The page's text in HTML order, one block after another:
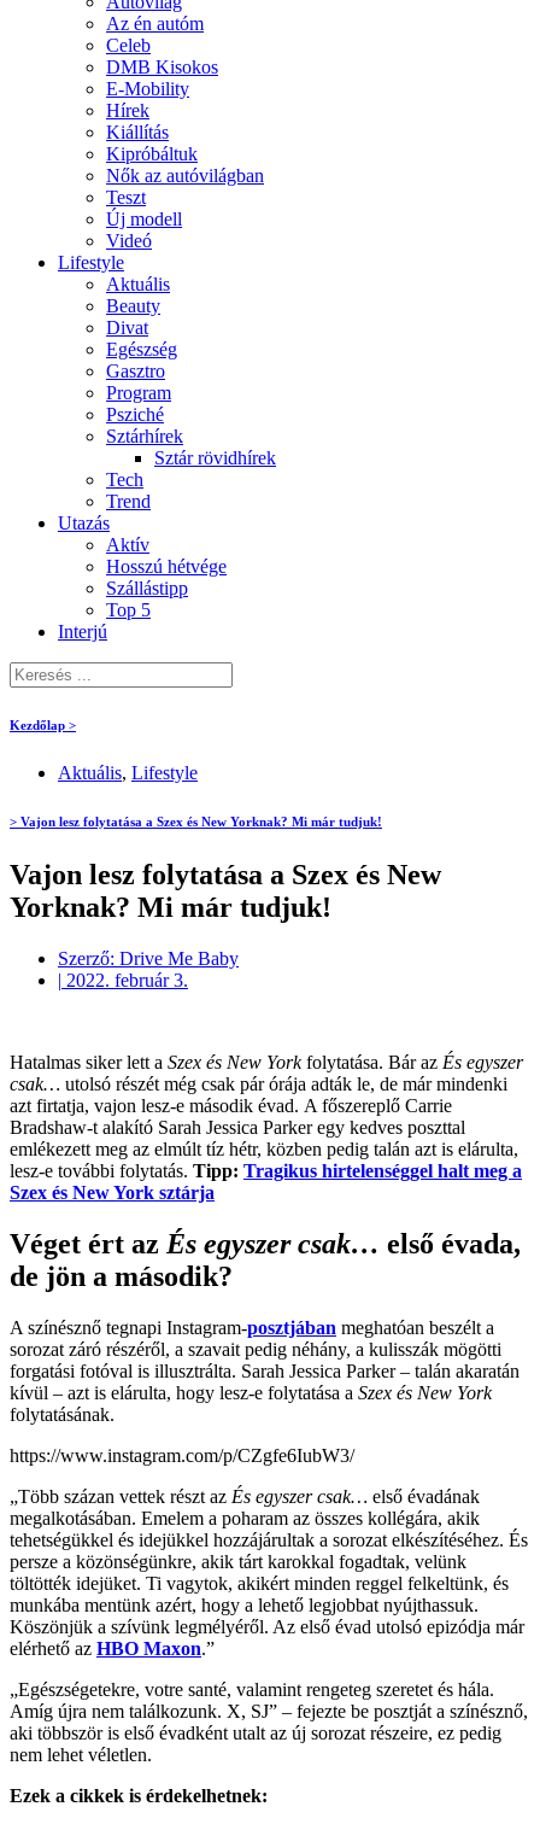
Az én autóm
Celeb
DMB Kisokos
E-Mobility
Hírek
Kiállítás
Kipróbáltuk
Nők az autóvilágban
Teszt
Új modell
Videó
Lifestyle
Aktuális
Beauty
Divat
Egészség
Gasztro
Program
Psziché
Sztárhírek
Sztár rövidhírek
Tech
Trend
Utazás
Aktív
Hosszú hétvége
Szállástipp
Top 5
Interjú
Kezdőlap >
Aktuális, Lifestyle
> Vajon lesz folytatása a Szex és New Yorknak? Mi már tudjuk!
Vajon lesz folytatása a Szex és New
Yorknak? Mi már tudjuk!
Szerző: Drive Me Baby
| 2022. február 3.
Hatalmas siker lett a Szex és New Yorkfolytatása. Bár az És egyszer
csak… utolsó részét még csak pár órája adták le, de már mindenki
azt firtatja, vajon lesz-e második évad. A főszereplő Carrie
Bradshaw-t alakító Sarah Jessica Parker egy kedves poszttal
emlékezett meg az elmúlt tíz hétr, közben pedig talán azt is elárulta,
lesz-e további folytatás. Tipp: Tragikus hirtelenséggel halt meg a
Szex és New York sztárja
Véget ért az És egyszer csak… első évada,
de jön a második?
A színésznő tegnapi Instagram-posztjában meghatóan beszélt a
sorozat záró részéről, a szavait pedig néhány, a kulisszák mögötti
forgatási fotóval is illusztrálta. Sarah Jessica Parker – talán akaratán
kívül – azt is elárulta, hogy lesz-e folytatása a Szex és New York
folytatásának.
https://www.instagram.com/p/CZgfe6IubW3/
„Több százan vettek részt az És egyszer csak… első évadának
megalkotásában. Emelem a poharam az összes kollégára, akik
tehetségükkel és idejükkel hozzájárultak a sorozat elkészítéséhez. És
persze a közönségünkre, akik tárt karokkal fogadtak, velünk
töltötték idejüket. Ti vagytok, akikért minden reggel felkeltünk, és
munkába mentünk azért, hogy a lehető legjobbat nyújthassuk.
Köszönjük a szívünk legmélyéről. Az első évad utolsó epizódja már
elérhető az HBO Maxon.”
„Egészségetekre, votre santé, valamint rengeteg szeretet és hála.
Amíg újra nem találkozunk. X, SJ” – fejezte be posztját a színésznő,
aki többször is első évadként utalt az új sorozat részeire, ez pedig
nem lehet véletlen.
Ezek a cikkek is érdekelhetnek: